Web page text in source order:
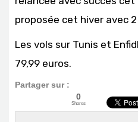
proposée cet hiver avec
Les vols sur Tunis et
79,99 euros.
Partager sur :
0
Shares